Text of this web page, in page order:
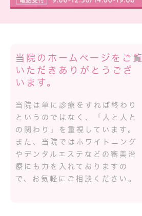
当院のホームページをご覧
いただきありがとうござ
います。
当院は単に診療をすれば終わり
というのではなく、「人と人と
の関わり」を重視しています。
また、当院ではホワイトニング
やデンタルエステなどの審美治
療にも力を入れておりますの
で、お気軽にご相談ください。